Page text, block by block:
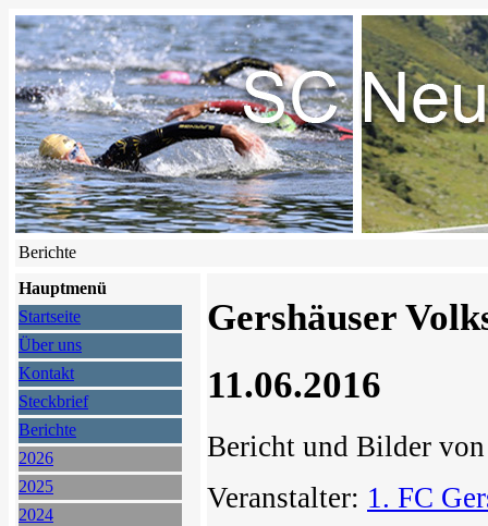
Berichte
Hauptmenü
Startseite
Über uns
Kontakt
Steckbrief
Berichte
2026
2025
2024
Gershäuser
11.06.2016
Bericht und Bilder von
Veranstalter: 1. FC